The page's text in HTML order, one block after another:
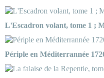
L'Escadron volant, tome 1 ;
Périple en Méditerrannée